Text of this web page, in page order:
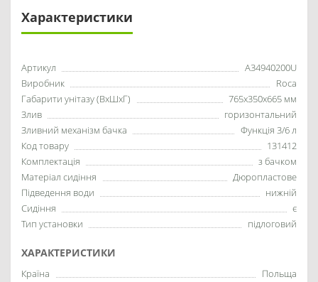
Характеристики
Артикул
A34940200U
Виробник
Roca
Габарити унітазу (ВхШхГ)
765х350х665 мм
Злив
горизонтальний
Зливний механізм бачка
Функція 3/6 л
Код товару
131412
Комплектація
з бачком
Матеріал сидіння
Дюропластове
Підведення води
нижній
Сидіння
є
Тип установки
підлоговий
ХАРАКТЕРИСТИКИ
Країна
Польща